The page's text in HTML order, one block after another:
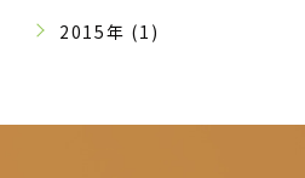
2015年 (1)